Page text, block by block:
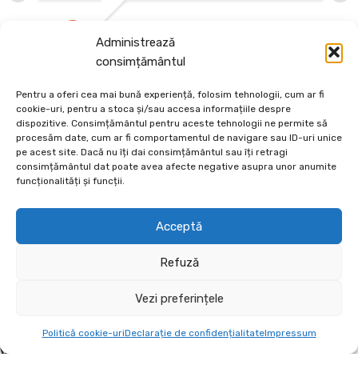
Administrează
consimțământul
Pentru a oferi cea mai bună experiență, folosim tehnologii, cum ar fi
cookie-uri, pentru a stoca și/sau accesa informațiile despre
dispozitive. Consimțământul pentru aceste tehnologii ne permite să
procesăm date, cum ar fi comportamentul de navigare sau ID-uri unice
pe acest site. Dacă nu îți dai consimțământul sau îți retragi
consimțământul dat poate avea afecte negative asupra unor anumite
funcționalități și funcții.
Acceptă
Refuză
Vezi preferințele
Politică cookie-uriDeclarație de confidențialitateImpressum
SEPTEMBRIE 3, 2024
Depozit En-Gross și En-Detail
VIZITEAZĂ DEPOZIT